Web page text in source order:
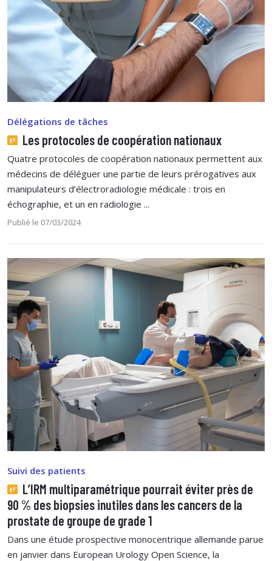
Délégations de tâches
Les protocoles de coopération nationaux
Quatre protocoles de coopération nationaux permettent aux
médecins de déléguer une partie de leurs prérogatives aux
manipulateurs d’électroradiologie médicale : trois en
échographie, et un en radiologie ...
Publié le 07/03/2024
Suivi des patients
L’IRM multiparamétrique pourrait éviter près de
90 % des biopsies inutiles dans les cancers de la
prostate de groupe de grade 1
Dans une étude prospective monocentrique allemande parue
en janvier dans European Urology Open Science, la